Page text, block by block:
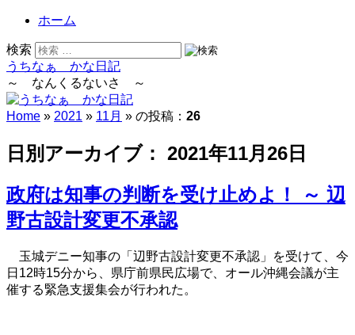
ホーム
検索
うちなぁ かな日記
～ なんくるないさ ～
Home » 2021 » 11月 » の投稿： 26
日別アーカイブ： 2021年11月26日
政府は知事の判断を受け止めよ！ ～ 辺
野古設計変更不承認
玉城デニー知事の「辺野古設計変更不承認」を受けて、今
日12時15分から、県庁前県民広場で、オール沖縄会議が主
催する緊急支援集会が行われた。